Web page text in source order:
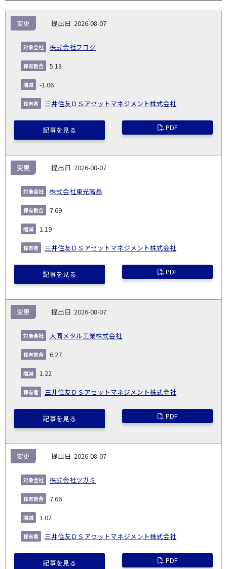
NO.
告
義
務
発
生
日
出
コー
象
2026-08-07
株式会社フコク
変更
5.18
-1.06
三井住友ＤＳアセットマネジメント株式会社
記事を見る PDF
2026-08-07
株式会社東光高岳
変更
7.69
1.19
三井住友ＤＳアセットマネジメント株式会社
記事を見る PDF
2026-08-07
大同メタル工業株式会社
変更
6.27
1.22
三井住友ＤＳアセットマネジメント株式会社
記事を見る PDF
2026-08-07
株式会社ツガミ
変更
7.66
1.02
三井住友ＤＳアセットマネジメント株式会社
記事を見る PDF